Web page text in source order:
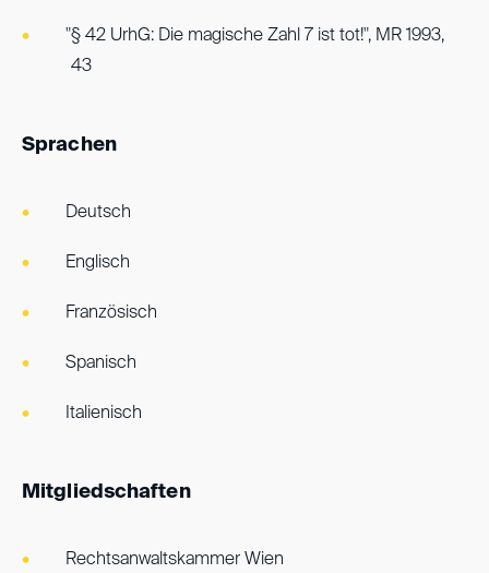
"§ 42 UrhG: Die magische Zahl 7 ist tot!", MR 1993,
43
Sprachen
Deutsch
Englisch
Französisch
Spanisch
Italienisch
Mitgliedschaften
Rechtsanwaltskammer Wien